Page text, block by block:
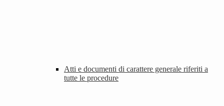
Atti e documenti di carattere generale riferiti a
tutte le procedure